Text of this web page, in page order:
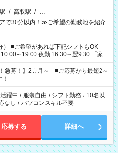
/ 高取駅 / …
で30分以内！≫ご希望の勤務地を紹介
OK！
～19:00 夜勤 16:30～翌9:30 「家族
余裕を持って夕飯の準備がしたい」
ない」 など、ご希望を教えてください
務時間。 合計で週40時間を超える場
！急募！】2カ月～ ■ご応募から最短2～
躍中 / 服装自由 / シフト勤務 / 10名以
なし / パソコンスキル不要
応募する 詳細へ